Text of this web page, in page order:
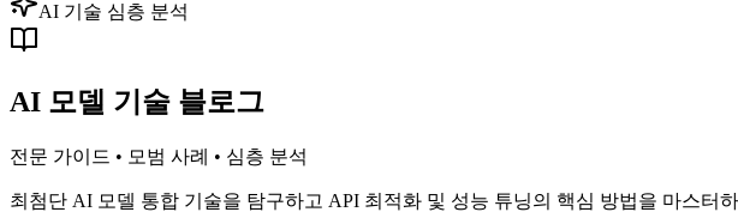
AI 기술 심층 분석
AI 모델 기술 블로그
전문 가이드 • 모범 사례 • 심층 분석
최첨단 AI 모델 통합 기술을 탐구하고 API 최적화 및 성능 튜닝의 핵심 방법을 마스터